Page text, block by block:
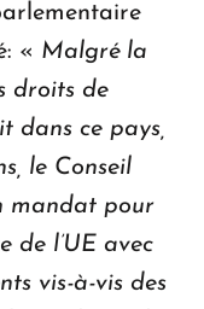
« Malgré la
droits de
dans ce pays,
le Conseil
mandat pour
de l’UE avec
vis-à-vis des